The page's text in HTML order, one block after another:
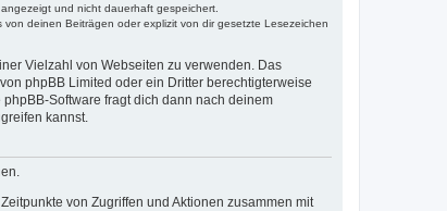
und nicht dauerhaft gespeichert.
deinen Beiträgen oder explizit von dir gesetzte Lesezeichen
Vielzahl von Webseiten zu verwenden. Das
phpBB Limited oder ein Dritter berechtigterweise
Software fragt dich dann nach deinem
kannst.
von Zugriffen und Aktionen zusammen mit